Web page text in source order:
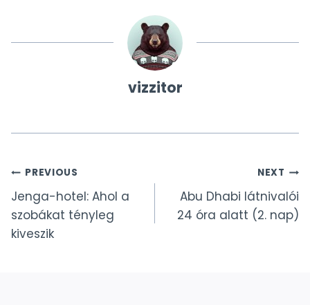
vizzitor
Bejegyzés
navigáció
PREVIOUS
Jenga-hotel: Ahol a
szobákat tényleg
kiveszik
NEXT
Abu Dhabi látnivalói
24 óra alatt (2. nap)